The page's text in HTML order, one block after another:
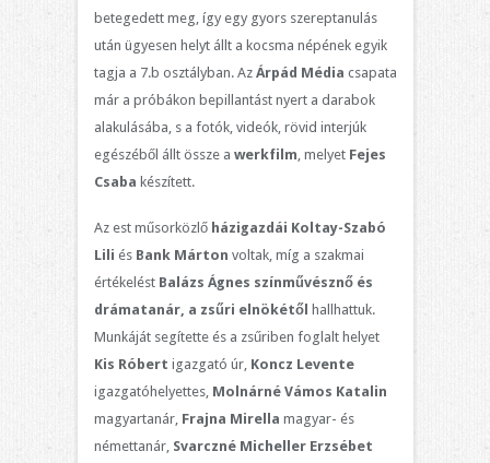
betegedett meg, így egy gyors szereptanulás
után ügyesen helyt állt a kocsma népének egyik
tagja a 7.b osztályban. Az Árpád Média csapata
már a próbákon bepillantást nyert a darabok
alakulásába, s a fotók, videók, rövid interjúk
egészéből állt össze a werkfilm, melyet Fejes
Csaba készített.
Az est műsorközlő házigazdái Koltay-Szabó
Lili és Bank Márton voltak, míg a szakmai
értékelést Balázs Ágnes színművésznő és
drámatanár, a zsűri elnökétől hallhattuk.
Munkáját segítette és a zsűriben foglalt helyet
Kis Róbert igazgató úr, Koncz Levente
igazgatóhelyettes, Molnárné Vámos Katalin
magyartanár, Frajna Mirella magyar- és
némettanár, Svarczné Micheller Erzsébet